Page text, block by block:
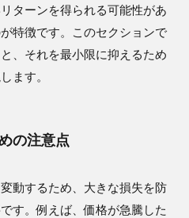
ターンを得られる可能性があ
特徴です。このセクションで
、それを最小限に抑えるため
ます。
の注意点
動するため、大きな損失を防
す。例えば、価格が急騰した